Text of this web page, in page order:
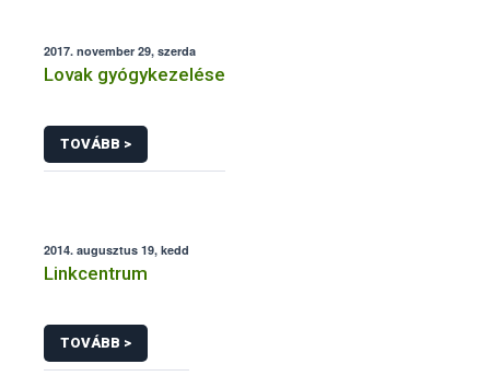
2017. november 29, szerda
Lovak gyógykezelése
TOVÁBB >
2014. augusztus 19, kedd
Linkcentrum
TOVÁBB >